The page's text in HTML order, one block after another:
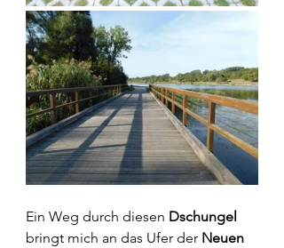
Ein Weg durch diesen Dschungel
bringt mich an das Ufer der Neuen